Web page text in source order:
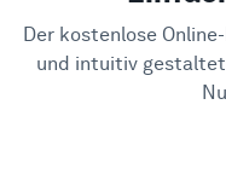
Der kostenlose
und intuitiv